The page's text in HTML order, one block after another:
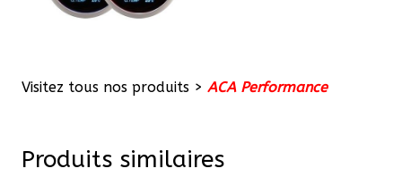
Visitez tous nos produits > ACA Performance
Produits similaires